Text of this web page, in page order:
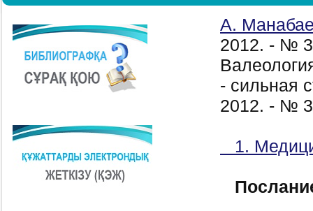
А.
2012. - №
- сильная
2012. - № 3
1.